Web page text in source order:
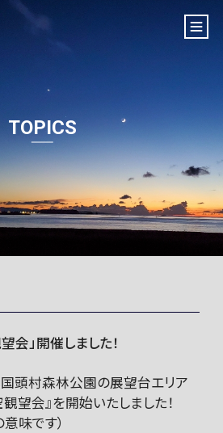
TOPICS
会」開催しました！
頭村森林公園の展望台エリア
望会』を開始いたしました！
味です）